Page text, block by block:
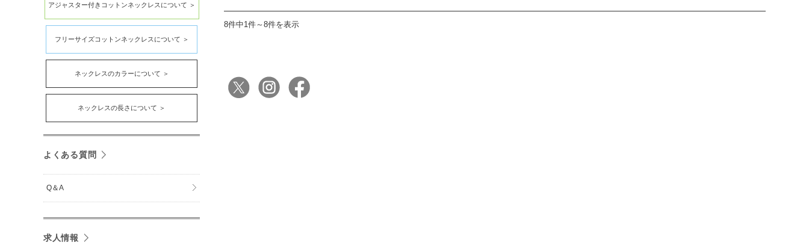
8件中1件～8件を表示
アジャスター付きコットンネックレスについて ＞
フリーサイズコットンネックレスについて ＞
ネックレスのカラーについて ＞
ネックレスの長さについて ＞
よくある質問
Q＆A
求人情報